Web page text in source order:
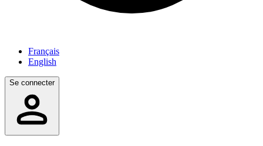
Français
English
Se connecter